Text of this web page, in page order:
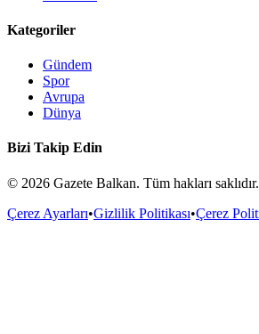
Kategoriler
Gündem
Spor
Avrupa
Dünya
Bizi Takip Edin
© 2026 Gazete Balkan. Tüm hakları saklıdır.
Çerez Ayarları•Gizlilik Politikası•Çerez